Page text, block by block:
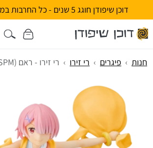
דוכן שיפודן חוגג 5 שנים - כל החרבות במבצע! ⭐
חנות פיגרים רי זירו רי זירו - ראם (Fujin SEGA SPM)